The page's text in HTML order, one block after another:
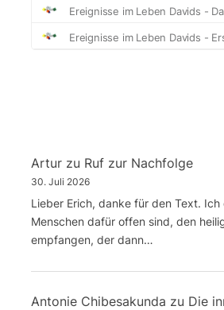
Artur zu Ruf zur Nachfolge
30. Juli 2026
Lieber Erich, danke für den Text. Ich
Menschen dafür offen sind, den
empfangen, der dann…
Antonie Chibesakunda zu Die